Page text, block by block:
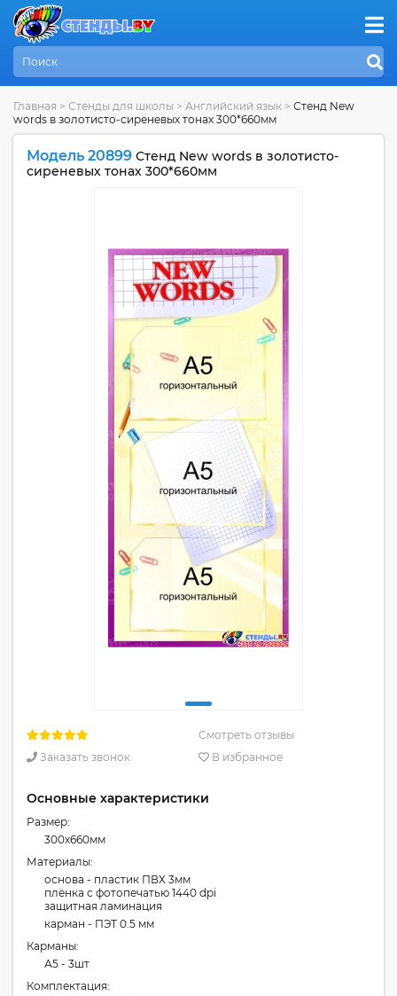
Главная > Стенды для школы > Английский язык > Стенд New
words в золотисто-сиреневых тонах 300*660мм
Модель 20899 Стенд New words в золотисто-
сиреневых тонах 300*660мм
Смотреть отзывы
Заказать звонок
В избранное
Основные характеристики
Размер:
300x660мм
Материалы:
основа - пластик ПВХ 3мм
плёнка с фотопечатью 1440 dpi
защитная ламинация
карман - ПЭТ 0.5 мм
Карманы:
А5 - 3шт
Комплектация: